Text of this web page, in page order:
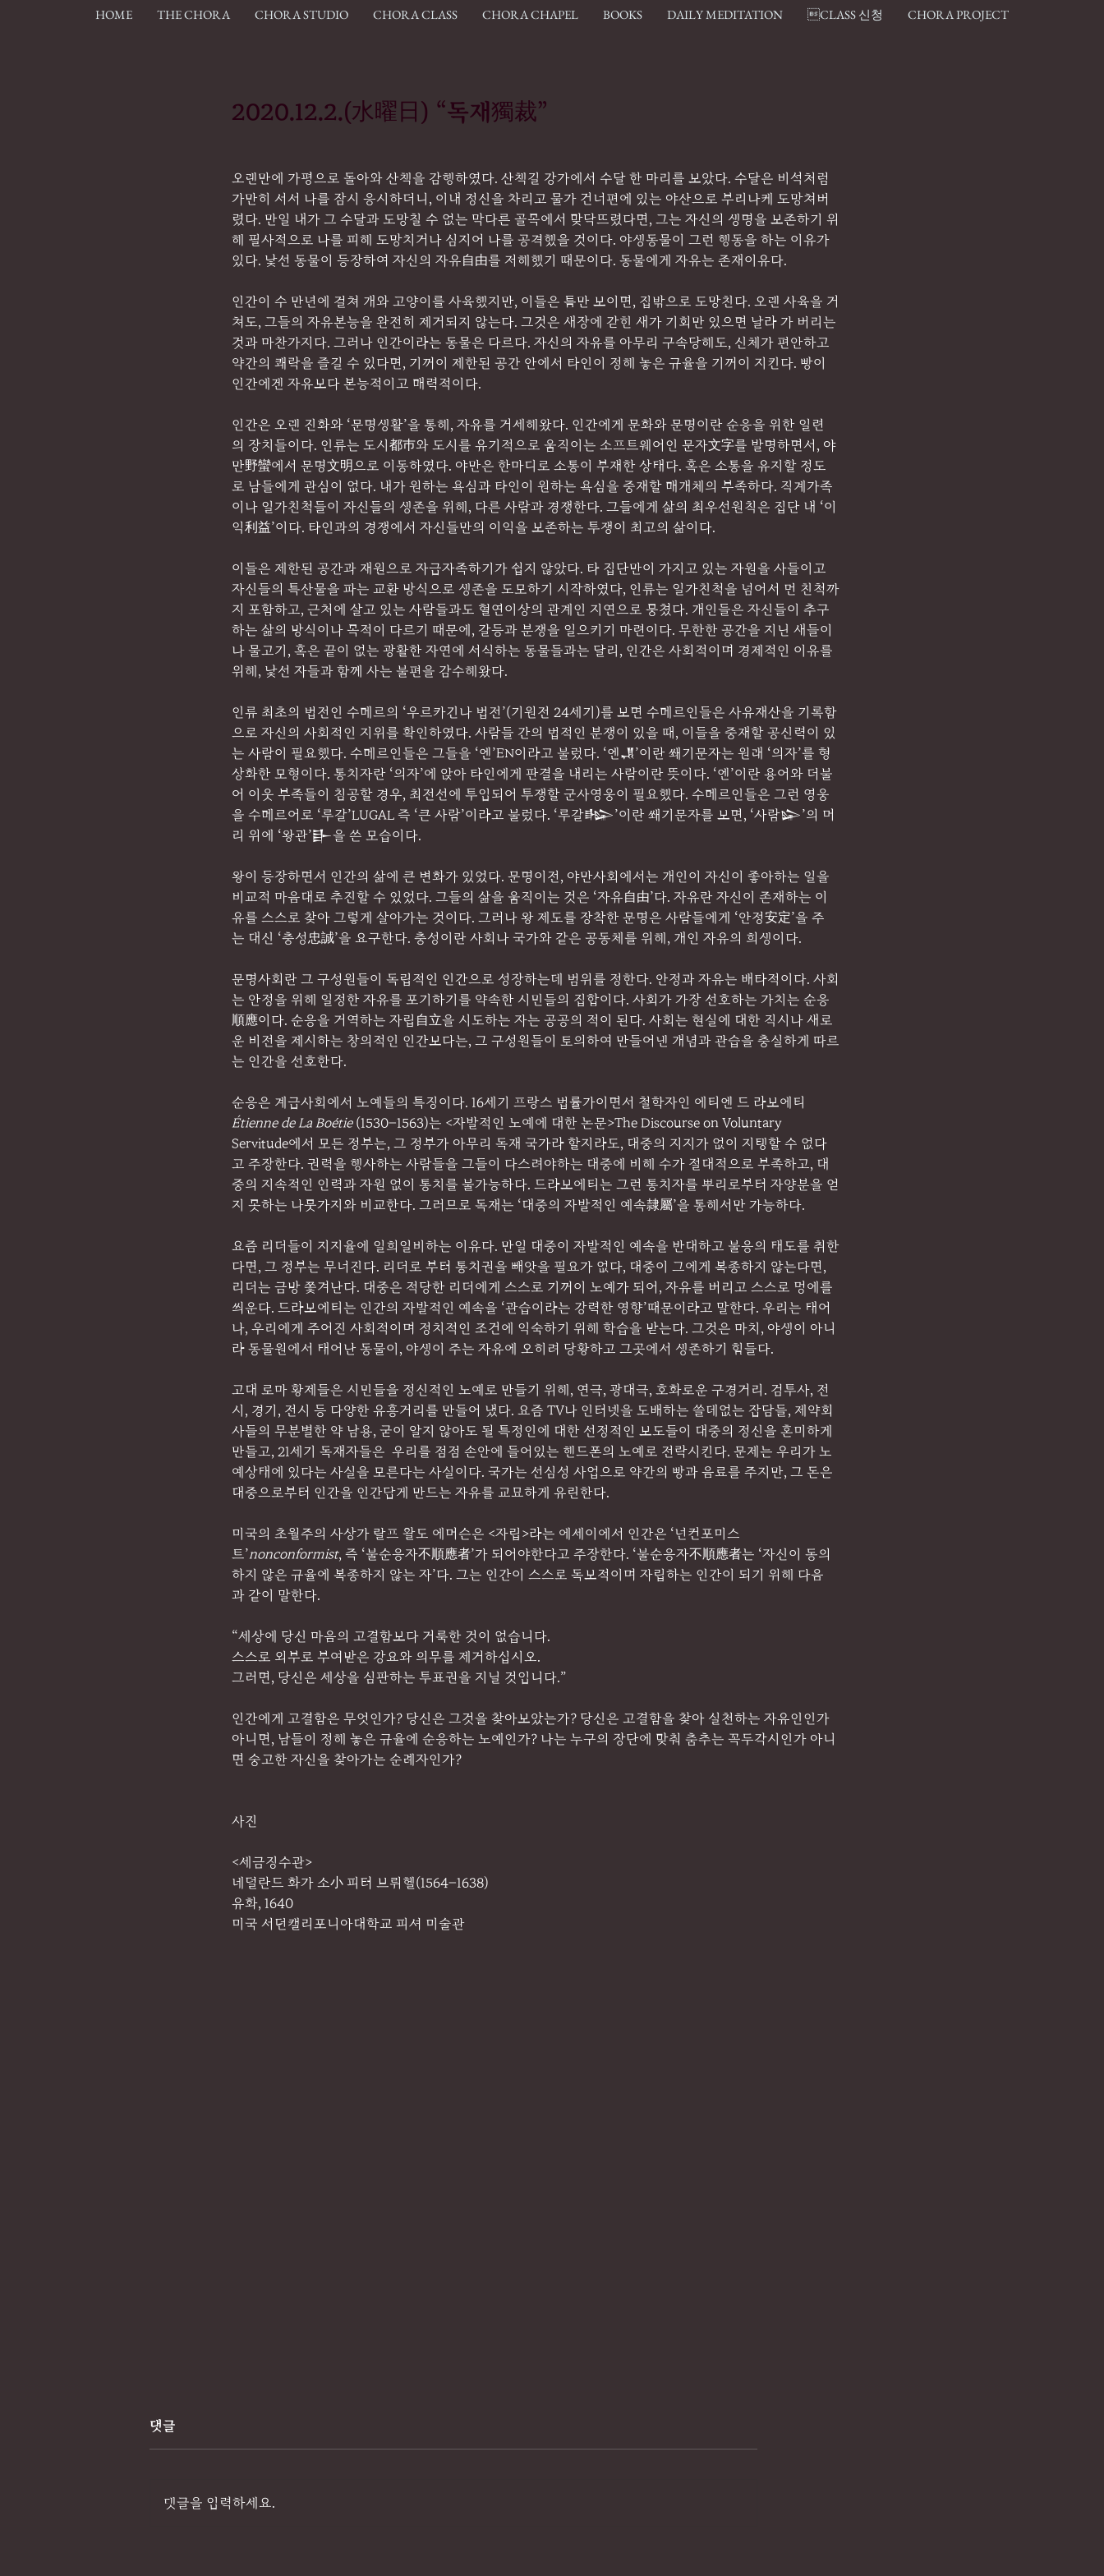
HOME THE CHORA CHORA STUDIO CHORA CLASS CHORA CHAPEL BOOKS DAILY MEDITATION CLASS 신청 CHORA PROJECT
2020.12.2.(水曜日) “독재獨裁”
오랜만에 가평으로 돌아와 산책을 감행하였다. 산책길 강가에서 수달 한 마리를 보았다. 수달은 비석처럼
가만히 서서 나를 잠시 응시하더니, 이내 정신을 차리고 물가 건너편에 있는 야산으로 부리나케 도망쳐버
렸다. 만일 내가 그 수달과 도망칠 수 없는 막다른 골목에서 맞닥뜨렸다면, 그는 자신의 생명을 보존하기 위
해 필사적으로 나를 피해 도망치거나 심지어 나를 공격했을 것이다. 야생동물이 그런 행동을 하는 이유가
있다. 낯선 동물이 등장하여 자신의 자유自由를 저해했기 때문이다. 동물에게 자유는 존재이유다.
인간이 수 만년에 걸쳐 개와 고양이를 사육했지만, 이들은 틈만 보이면, 집밖으로 도망친다. 오랜 사육을 거
쳐도, 그들의 자유본능을 완전히 제거되지 않는다. 그것은 새장에 갇힌 새가 기회만 있으면 날라 가 버리는
것과 마찬가지다. 그러나 인간이라는 동물은 다르다. 자신의 자유를 아무리 구속당해도, 신체가 편안하고
약간의 쾌락을 즐길 수 있다면, 기꺼이 제한된 공간 안에서 타인이 정해 놓은 규율을 기꺼이 지킨다. 빵이
인간에겐 자유보다 본능적이고 매력적이다.
인간은 오랜 진화와 ‘문명생활’을 통해, 자유를 거세해왔다. 인간에게 문화와 문명이란 순응을 위한 일련
의 장치들이다. 인류는 도시都巿와 도시를 유기적으로 움직이는 소프트웨어인 문자文字를 발명하면서, 야
만野蠻에서 문명文明으로 이동하였다. 야만은 한마디로 소통이 부재한 상태다. 혹은 소통을 유지할 정도
로 남들에게 관심이 없다. 내가 원하는 욕심과 타인이 원하는 욕심을 중재할 매개체의 부족하다. 직계가족
이나 일가친척들이 자신들의 생존을 위해, 다른 사람과 경쟁한다. 그들에게 삶의 최우선원칙은 집단 내 ‘이
익利益’이다. 타인과의 경쟁에서 자신들만의 이익을 보존하는 투쟁이 최고의 삶이다.
이들은 제한된 공간과 재원으로 자급자족하기가 쉽지 않았다. 타 집단만이 가지고 있는 자원을 사들이고
자신들의 특산물을 파는 교환 방식으로 생존을 도모하기 시작하였다, 인류는 일가친척을 넘어서 먼 친척까
지 포함하고, 근처에 살고 있는 사람들과도 혈연이상의 관계인 지연으로 뭉쳤다. 개인들은 자신들이 추구
하는 삶의 방식이나 목적이 다르기 때문에, 갈등과 분쟁을 일으키기 마련이다. 무한한 공간을 지닌 새들이
나 물고기, 혹은 끝이 없는 광활한 자연에 서식하는 동물들과는 달리, 인간은 사회적이며 경제적인 이유를
위해, 낯선 자들과 함께 사는 불편을 감수해왔다.
인류 최초의 법전인 수메르의 ‘우르카긴나 법전’(기원전 24세기)를 보면 수메르인들은 사유재산을 기록함
으로 자신의 사회적인 지위를 확인하였다. 사람들 간의 법적인 분쟁이 있을 때, 이들을 중재할 공신력이 있
는 사람이 필요했다. 수메르인들은 그들을 ‘엔’EN이라고 불렀다. ‘엔𒂗’이란 쐐기문자는 원래 ‘의자’를 형
상화한 모형이다. 통치자란 ‘의자’에 앉아 타인에게 판결을 내리는 사람이란 뜻이다. ‘엔’이란 용어와 더불
어 이웃 부족들이 침공할 경우, 최전선에 투입되어 투쟁할 군사영웅이 필요했다. 수메르인들은 그런 영웅
을 수메르어로 ‘루갈’LUGAL 즉 ‘큰 사람’이라고 불렀다. ‘루갈𒈗’이란 쐐기문자를 보면, ‘사람𒇽’의 머
리 위에 ‘왕관’𒃲을 쓴 모습이다.
왕이 등장하면서 인간의 삶에 큰 변화가 있었다. 문명이전, 야만사회에서는 개인이 자신이 좋아하는 일을
비교적 마음대로 추진할 수 있었다. 그들의 삶을 움직이는 것은 ‘자유自由’다. 자유란 자신이 존재하는 이
유를 스스로 찾아 그렇게 살아가는 것이다. 그러나 왕 제도를 장착한 문명은 사람들에게 ‘안정安定’을 주
는 대신 ‘충성忠誠’을 요구한다. 충성이란 사회나 국가와 같은 공동체를 위해, 개인 자유의 희생이다.
문명사회란 그 구성원들이 독립적인 인간으로 성장하는데 범위를 정한다. 안정과 자유는 배타적이다. 사회
는 안정을 위해 일정한 자유를 포기하기를 약속한 시민들의 집합이다. 사회가 가장 선호하는 가치는 순응
順應이다. 순응을 거역하는 자립自立을 시도하는 자는 공공의 적이 된다. 사회는 현실에 대한 직시나 새로
운 비전을 제시하는 창의적인 인간보다는, 그 구성원들이 토의하여 만들어낸 개념과 관습을 충실하게 따르
는 인간을 선호한다.
순응은 계급사회에서 노예들의 특징이다. 16세기 프랑스 법률가이면서 철학자인 에티엔 드 라보에티
Étienne de La Boétie (1530–1563)는 <자발적인 노예에 대한 논문>The Discourse on Voluntary
Servitude에서 모든 정부는, 그 정부가 아무리 독재 국가라 할지라도, 대중의 지지가 없이 지탱할 수 없다
고 주장한다. 권력을 행사하는 사람들을 그들이 다스려야하는 대중에 비해 수가 절대적으로 부족하고, 대
중의 지속적인 인력과 자원 없이 통치를 불가능하다. 드라보에티는 그런 통치자를 뿌리로부터 자양분을 얻
지 못하는 나뭇가지와 비교한다. 그러므로 독재는 ‘대중의 자발적인 예속隷屬’을 통해서만 가능하다.
요즘 리더들이 지지율에 일희일비하는 이유다. 만일 대중이 자발적인 예속을 반대하고 불응의 태도를 취한
다면, 그 정부는 무너진다. 리더로 부터 통치권을 빼앗을 필요가 없다, 대중이 그에게 복종하지 않는다면,
리더는 금방 쫓겨난다. 대중은 적당한 리더에게 스스로 기꺼이 노예가 되어, 자유를 버리고 스스로 멍에를
씌운다. 드라보에티는 인간의 자발적인 예속을 ‘관습이라는 강력한 영향’때문이라고 말한다. 우리는 태어
나, 우리에게 주어진 사회적이며 정치적인 조건에 익숙하기 위해 학습을 받는다. 그것은 마치, 야생이 아니
라 동물원에서 태어난 동물이, 야생이 주는 자유에 오히려 당황하고 그곳에서 생존하기 힘들다.
고대 로마 황제들은 시민들을 정신적인 노예로 만들기 위해, 연극, 광대극, 호화로운 구경거리. 검투사, 전
시, 경기, 전시 등 다양한 유흥거리를 만들어 냈다. 요즘 TV나 인터넷을 도배하는 쓸데없는 잡담들, 제약회
사들의 무분별한 약 남용, 굳이 알지 않아도 될 특정인에 대한 선정적인 보도들이 대중의 정신을 혼미하게
만들고, 21세기 독재자들은  우리를 점점 손안에 들어있는 핸드폰의 노예로 전락시킨다. 문제는 우리가 노
예상태에 있다는 사실을 모른다는 사실이다. 국가는 선심성 사업으로 약간의 빵과 음료를 주지만, 그 돈은
대중으로부터 인간을 인간답게 만드는 자유를 교묘하게 유린한다.
미국의 초월주의 사상가 랄프 왈도 에머슨은 <자립>라는 에세이에서 인간은 ‘넌컨포미스
트’nonconformist, 즉 ‘불순응자不順應者’가 되어야한다고 주장한다. ‘불순응자不順應者는 ‘자신이 동의
하지 않은 규율에 복종하지 않는 자’다. 그는 인간이 스스로 독보적이며 자립하는 인간이 되기 위해 다음
과 같이 말한다.
“세상에 당신 마음의 고결함보다 거룩한 것이 없습니다.
스스로 외부로 부여받은 강요와 의무를 제거하십시오.
그러면, 당신은 세상을 심판하는 투표권을 지닐 것입니다.”
인간에게 고결함은 무엇인가? 당신은 그것을 찾아보았는가? 당신은 고결함을 찾아 실천하는 자유인인가
아니면, 남들이 정해 놓은 규율에 순응하는 노예인가? 나는 누구의 장단에 맞춰 춤추는 꼭두각시인가 아니
면 숭고한 자신을 찾아가는 순례자인가?
사진
<세금징수관>
네덜란드 화가 소小 피터 브뤼헬(1564–1638)
유화, 1640
미국 서던캘리포니아대학교 피셔 미술관
댓글
댓글을 입력하세요.